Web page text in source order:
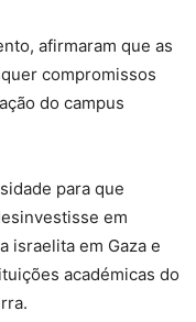
afirmaram que as
compromissos
do campus
para que
em
israelita em Gaza e
académicas do